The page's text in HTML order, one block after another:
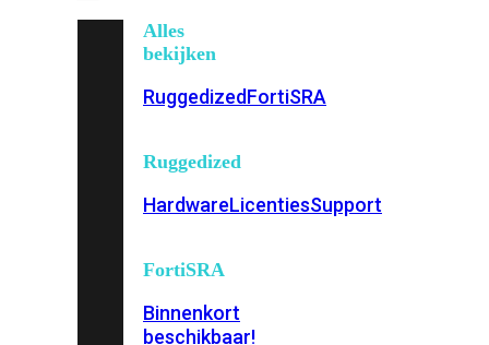
Alles
bekijken
RuggedizedFortiSRA
Ruggedized
HardwareLicentiesSupport
FortiSRA
Binnenkort
beschikbaar!